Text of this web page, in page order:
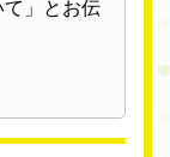
」とお伝